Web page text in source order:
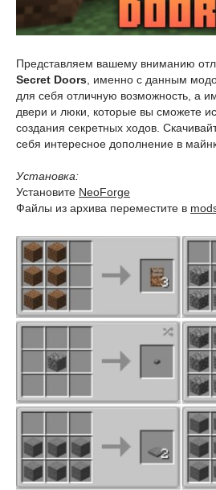
Представляем вашему вниманию
Secret Doors, именно с данным
для себя отличную возможность, а
двери и люки, которые вы сможете
создания секретных ходов.
себя интересное дополнение в
Установка:
Установите NeoForge
Файлы из архива переместите в